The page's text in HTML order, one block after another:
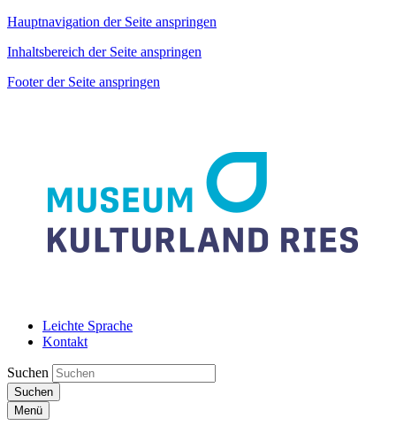
Hauptnavigation der Seite anspringen
Inhaltsbereich der Seite anspringen
Footer der Seite anspringen
Leichte Sprache
Kontakt
Suchen
Suchen
Menü